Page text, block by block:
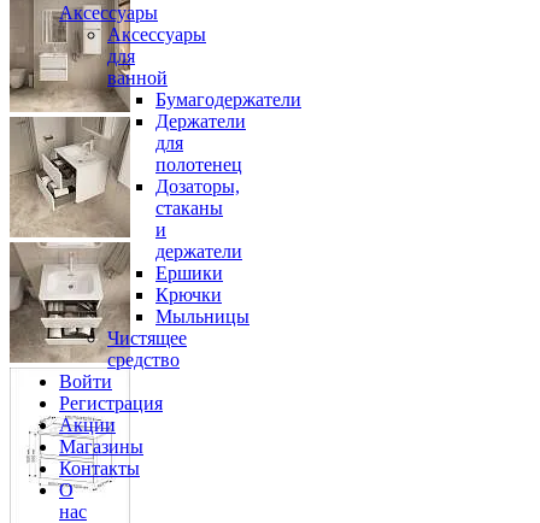
Аксессуары
Аксессуары
для
ванной
Бумагодержатели
Держатели
для
полотенец
Дозаторы,
стаканы
и
держатели
Ершики
Крючки
Мыльницы
Чистящее
средство
Войти
Регистрация
Акции
Магазины
Контакты
О
нас